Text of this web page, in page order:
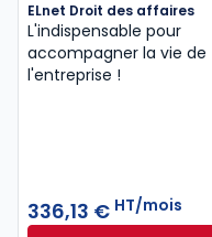
solutions concrètes
complexité du droit
pratique.
ELnet Droit des affaires
L'indispensable pour
accompagner la vie de
l'entreprise !
336,13 € HT/mois